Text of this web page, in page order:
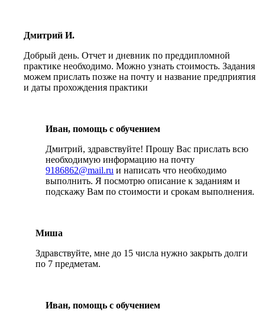
Дмитрий И.
Добрый день. Отчет и дневник по преддипломной
практике необходимо. Можно узнать стоимость. Задания
можем прислать позже на почту и название предприятия
и даты прохождения практики
Иван, помощь с обучением
Дмитрий, здравствуйте! Прошу Вас прислать всю
необходимую информацию на почту
9186862@mail.ru и написать что необходимо
выполнить. Я посмотрю описание к заданиям и
подскажу Вам по стоимости и срокам выполнения.
Миша
Здравствуйте, мне до 15 числа нужно закрыть долги
по 7 предметам.
Иван, помощь с обучением